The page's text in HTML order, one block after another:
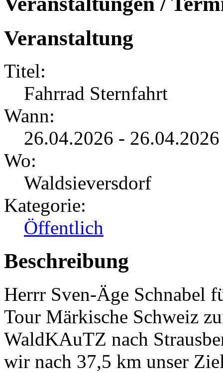
Veranstaltung
Titel:
Fahrrad Sternfahrt
Wann:
26.04.2026 -
Wo:
Waldsieversdorf
Kategorie:
Öffentlich
Beschreibung
Herrr Sven-Äge Schnabel
Tour Märkische Schweiz
WaldKAuTZ nach
wir nach 37,5 km unser